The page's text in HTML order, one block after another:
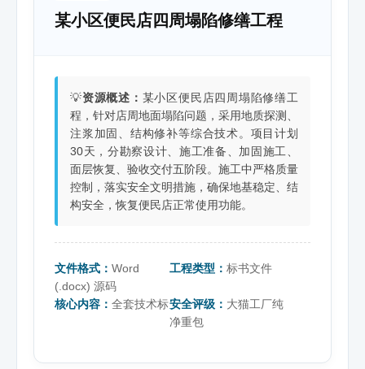
某小区便民店四周塌陷修缮工程
💡资源概述： 某小区便民店四周塌陷修缮工
程，针对店周地面塌陷问题，采用地质探测、
注浆加固、结构修补等综合技术。项目计划
30天，分勘察设计、施工准备、加固施工、
面层恢复、验收交付五阶段。施工中严格质量
控制，落实安全文明措施，确保地基稳定、结
构安全，恢复便民店正常使用功能。
文件格式： Word
(.docx) 源码
工程类型：标书文件
核心内容： 全套技术标安全评级： 大猫工厂纯
净重包